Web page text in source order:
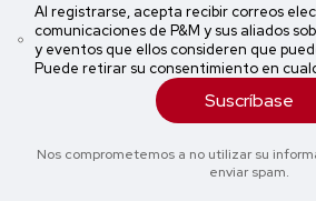
Al registrarse, acepta recibir correos
comunicaciones de P&M y sus aliados
y eventos que ellos consideren que
Puede retirar su consentimiento en
Suscríbase
Nos comprometemos a no utilizar su
enviar spam.